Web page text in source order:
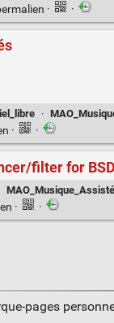
· ·
·
· ·
filter for
· ·
pages